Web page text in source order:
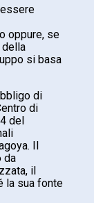
oppure, se
della
si basa
di
di
del
Il
da
il
la sua fonte